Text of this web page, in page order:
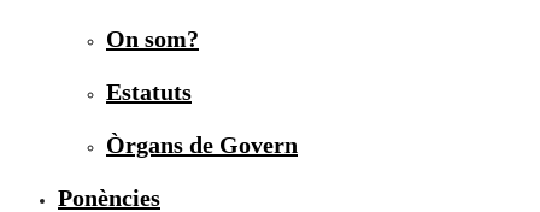
On som?
Estatuts
Òrgans de Govern
Ponències